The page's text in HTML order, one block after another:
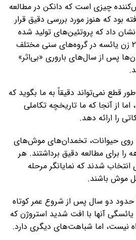
چیزی است که دانکن در مطالعه
بود که هنوز مورد بررسی دقیق قرار
داد که پروتئین‌های تولید شده
توسط بافت تخمدان در ۲۸ زن یائسه در گروه‌های سنی مختلف
پس از سال‌های باروری «بی‌اثر»
قطع نمی‌تواند دقیقاً به ما بگوید که
از آنجا که ما تاریخچه تکاملی
را ارائه دهد.
روی حیوانات، تخمدان‌های موش‌های
۱۸ ماهه و ۲۴ ماهه را برای مطالعه دقیق برداشتند. هر
شدند که نمایانگر مرحله
موش باشند.
دو سال پس از شروع عمر کوتاه
یائسگی آنها با افت شدید استروژن که
نیست، اما شباهت‌های دیگری دارد.